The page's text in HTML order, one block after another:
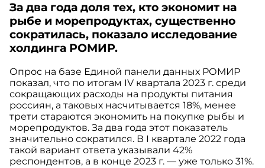
За два года доля тех, кто экономит на
рыбе и морепродуктах, существенно
сократилась, показало исследование
холдинга РОМИР.
Опрос на базе Единой панели данных РОМИР
показал, что по итогам IV квартала 2023 г. среди
сокращающих расходы на продукты питания
россиян, а таковых насчитывается 18%, менее
трети стараются экономить на покупке рыбы и
морепродуктов. За два года этот показатель
значительно сократился. В I квартале 2022 года
такой вариант ответа указывали 42%
респондентов, а в конце 2023 г. — уже только 31%.